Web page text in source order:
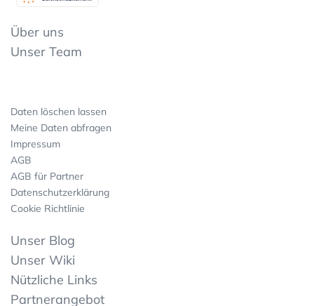
Über uns
Unser Team
Daten löschen lassen
Meine Daten abfragen
Impressum
AGB
AGB für Partner
Datenschutzerklärung
Cookie Richtlinie
Unser Blog
Unser Wiki
Nützliche Links
Partnerangebot